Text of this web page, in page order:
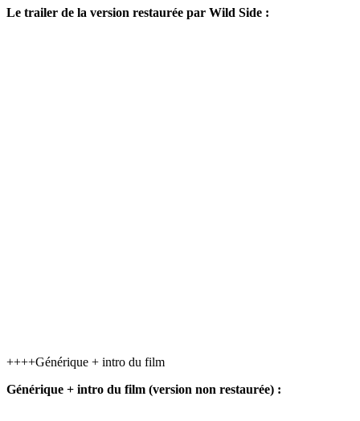
Le trailer de la version restaurée par Wild Side :
++++Générique + intro du film
Générique + intro du film (version non restaurée) :